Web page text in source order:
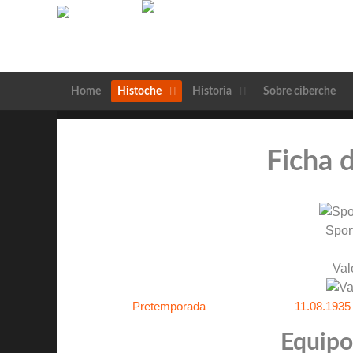
Home Histoche Historia Sobre ciberche
Ficha
Pretemporada 11.08.1935